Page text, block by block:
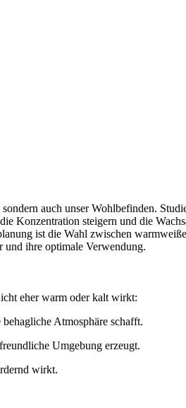
auch unser Wohlbefinden.
Konzentration steigern und die
ist die Wahl zwischen
und ihre optimale Verwendung.
eher warm oder kalt wirkt:
Atmosphäre schafft.
Umgebung erzeugt.
wirkt.